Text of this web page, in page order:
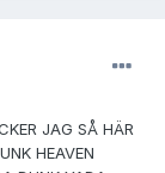
JAG SÅ HÄR
HEAVEN